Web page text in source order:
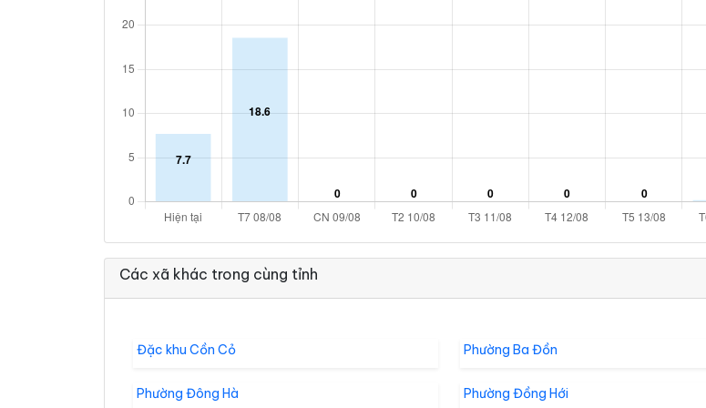
Các xã khác trong cùng tỉnh
Đặc khu Cồn Cỏ Phường Ba Đồn
Phường Đông Hà Phường Đồng Hới